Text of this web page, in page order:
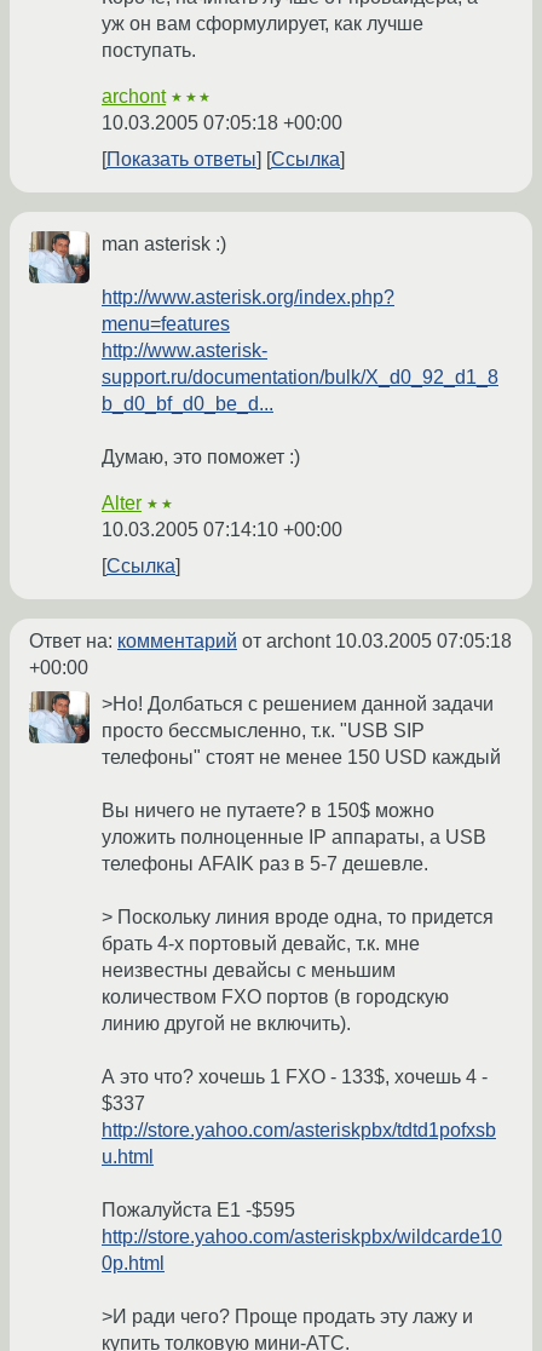
уж он вам сформулирует, как лучше
поступать.
archont ★★★
10.03.2005 07:05:18 +00:00
Показать ответы
Ссылка
man asterisk :)
http://www.asterisk.org/index.php?
menu=features
http://www.asterisk-
support.ru/documentation/bulk/X_d0_92_d1_8
b_d0_bf_d0_be_d...
Думаю, это поможет :)
Alter ★★
10.03.2005 07:14:10 +00:00
Ссылка
Ответ на: комментарий от archont 10.03.2005 07:05:18
+00:00
>Но! Долбаться с решением данной задачи
просто бессмысленно, т.к. "USB SIP
телефоны" стоят не менее 150 USD каждый
Вы ничего не путаете? в 150$ можно
уложить полноценные IP аппараты, а USB
телефоны AFAIK раз в 5-7 дешевле.
> Поскольку линия вроде одна, то придется
брать 4-х портовый девайс, т.к. мне
неизвестны девайсы с меньшим
количеством FXO портов (в городскую
линию другой не включить).
А это что? хочешь 1 FXO - 133$, хочешь 4 -
$337
http://store.yahoo.com/asteriskpbx/tdtd1pofxsb
u.html
Пожалуйста E1 -$595
http://store.yahoo.com/asteriskpbx/wildcarde10
0p.html
>И ради чего? Проще продать эту лажу и
купить толковую мини-АТС.